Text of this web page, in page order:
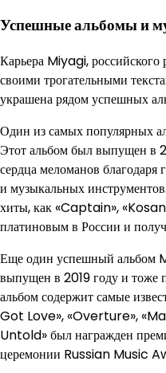
Успешные альбомы и
Карьера Miyagi, российского
своими трогательными
украшена рядом успешных
Один из самых популярных
Этот альбом был выпущен в
сердца меломанов
и музыкальных
хиты, как «Captain»,
платиновым в России и
Еще один успешный
выпущен в 2019 году и тоже
альбом содержит самые
Got Love», «Overture»,
Untold» был награжден
церемонии Russian Music